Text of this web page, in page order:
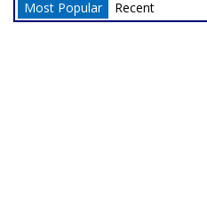
Most Popular Recent